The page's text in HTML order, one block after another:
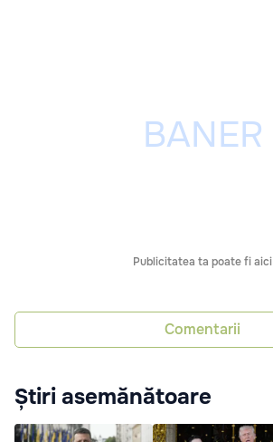
Publicitatea ta poate fi aici
Comentarii
Știri asemănătoare